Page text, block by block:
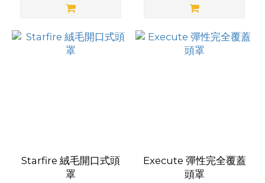
Essentials
Starfire 絨毛開口式頭
罩
Execute 彈性完全覆蓋
頭罩